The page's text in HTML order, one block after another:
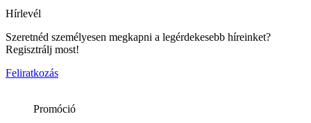
Hírlevél
Szeretnéd személyesen megkapni a legérdekesebb híreinket?
Regisztrálj most!
Feliratkozás
Promóció